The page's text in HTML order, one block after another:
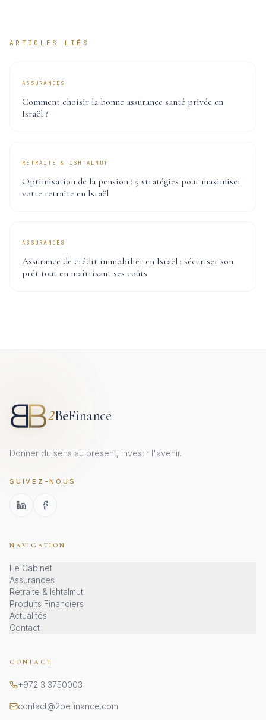
ARTICLES LIÉS
ASSURANCES
Comment choisir la bonne assurance santé privée en
Israël ?
RETRAITE & ISHTALMUT
Optimisation de la pension : 5 stratégies pour maximiser
votre retraite en Israël
ASSURANCES
Assurance de crédit immobilier en Israël : sécuriser son
prêt tout en maîtrisant ses coûts
2BeFinance
Donner du sens au présent, investir l'avenir.
SUIVEZ-NOUS
NAVIGATION
Le Cabinet
Assurances
Retraite & Ishtalmut
Produits Financiers
Actualités
Contact
CONTACT
+972 3 3750003
contact@2befinance.com